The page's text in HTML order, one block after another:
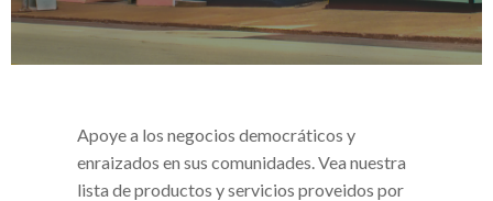
Apoye a los negocios democráticos y
enraizados en sus comunidades. Vea nuestra
lista de productos y servicios proveidos por